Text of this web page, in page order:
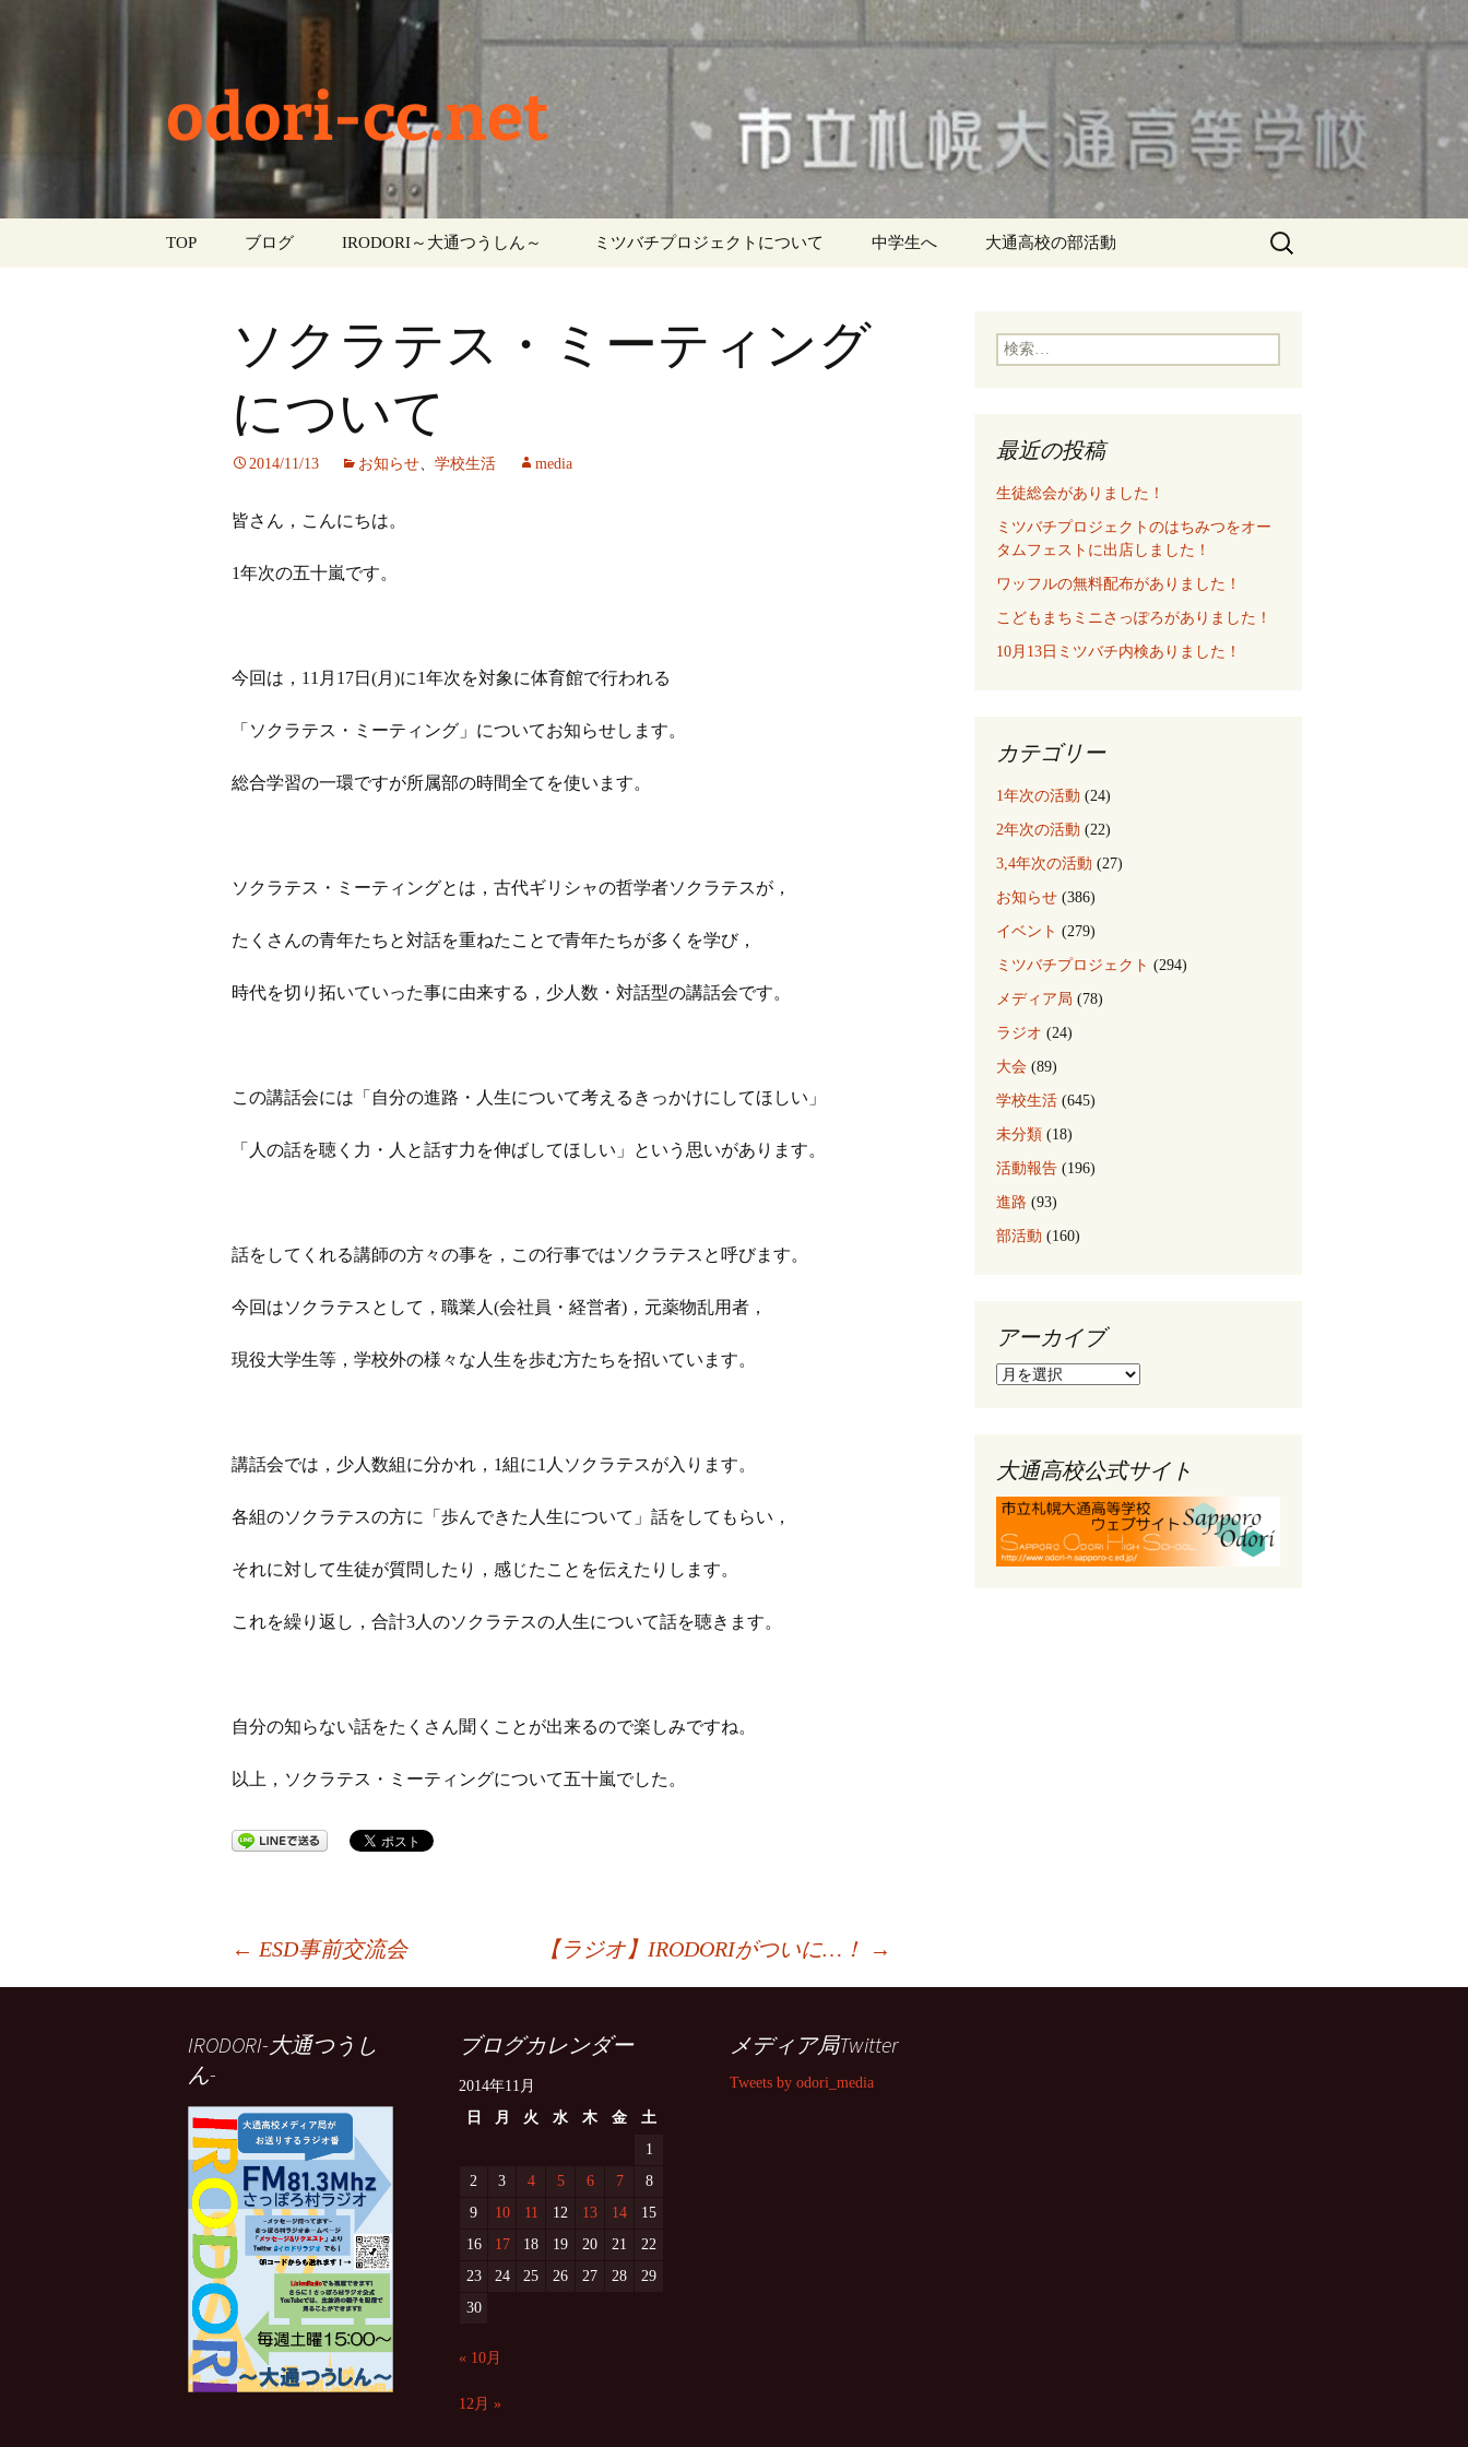
odori-cc.net
TOP ブログ
学校生活
部活動
ミツバチプロジェクト
1年次の活動
2年次の活動
3,4年次の活動
IRODORI～大通つうしん～ ‎ ミツバチプロジェクトについて 中学生へ 大通高校の部活動
検
索:
ソクラテス・ミーティング
について
2014/11/13 お知らせ、 学校生活 media
皆さん，こんにちは。
1年次の五十嵐です。
今回は，11月17日(月)に1年次を対象に体育館で行われる
「ソクラテス・ミーティング」についてお知らせします。
総合学習の一環ですが所属部の時間全てを使います。
ソクラテス・ミーティングとは，古代ギリシャの哲学者ソクラテスが，
たくさんの青年たちと対話を重ねたことで青年たちが多くを学び，
時代を切り拓いていった事に由来する，少人数・対話型の講話会です。
この講話会には「自分の進路・人生について考えるきっかけにしてほしい」
「人の話を聴く力・人と話す力を伸ばしてほしい」という思いがあります。
話をしてくれる講師の方々の事を，この行事ではソクラテスと呼びます。
今回はソクラテスとして，職業人(会社員・経営者)，元薬物乱用者，
現役大学生等，学校外の様々な人生を歩む方たちを招いています。
講話会では，少人数組に分かれ，1組に1人ソクラテスが入ります。
各組のソクラテスの方に「歩んできた人生について」話をしてもらい，
それに対して生徒が質問したり，感じたことを伝えたりします。
これを繰り返し，合計3人のソクラテスの人生について話を聴きます。
自分の知らない話をたくさん聞くことが出来るので楽しみですね。
以上，ソクラテス・ミーティングについて五十嵐でした。
← ESD事前交流会 【ラジオ】IRODORIがついに…！ →
検
索:
最近の投稿
生徒総会がありました！
ミツバチプロジェクトのはちみつをオー
タムフェストに出店しました！
ワッフルの無料配布がありました！
こどもまちミニさっぽろがありました！
10月13日ミツバチ内検ありました！
カテゴリー
1年次の活動 (24)
2年次の活動 (22)
3,4年次の活動 (27)
お知らせ (386)
イベント (279)
ミツバチプロジェクト (294)
メディア局 (78)
ラジオ (24)
大会 (89)
学校生活 (645)
未分類 (18)
活動報告 (196)
進路 (93)
部活動 (160)
アーカイブ
ア
ブ
大通高校公式サイト
IRODORI-大通つうし
ん-
ブログカレンダー
2014年11月
日
月 火 水 木 金
土
1
2
3 4 5 6 7
8
9
10 11 12 13 14
15
16
17 18 19 20 21
22
23
24 25 26 27 28
29
30
« 10月
12月 »
メディア局Twitter
Tweets by odori_media